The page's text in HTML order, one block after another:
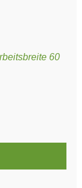
60